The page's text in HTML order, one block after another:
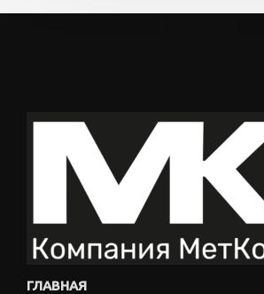
ГЛАВНАЯ